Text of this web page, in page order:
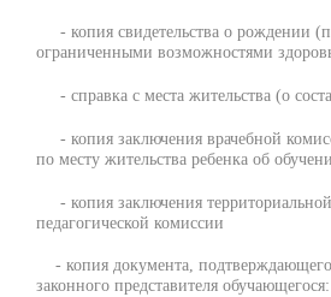
- копия свидетельства о рождении
ограниченными возможностями
- справка с места жительства (о
- копия заключения врачебной
по месту жительства ребенка об
- копия заключения
педагогической комиссии
- копия документа,
законного представителя обучающегося: